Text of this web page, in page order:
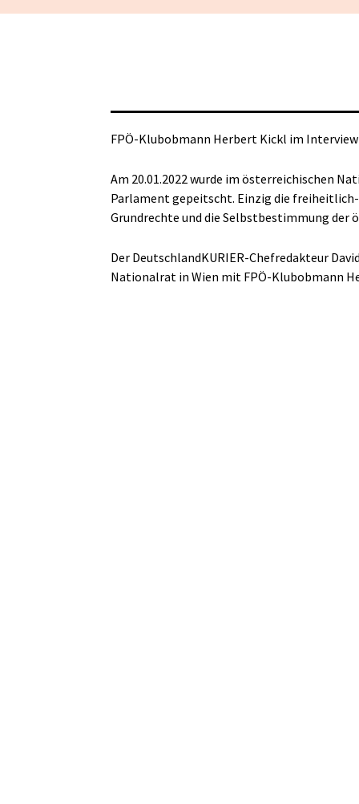
FPÖ-Klubobmann Herbert Kickl im
Am 20.01.2022 wurde im österreichischen
Parlament gepeitscht. Einzig die
Grundrechte und die Selbstbestimmung der
Der DeutschlandKURIER-Chefredakteur
Nationalrat in Wien mit FPÖ-Klubobmann